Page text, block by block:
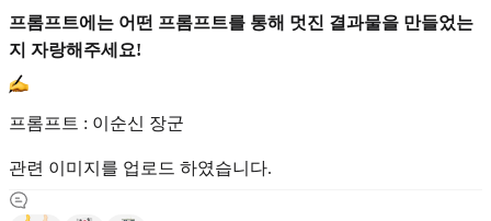
프롬프트에는 어떤 프롬프트를 통해 멋진 결과물을 만들었는
지 자랑해주세요!
프롬프트 : 이순신 장군
관련 이미지를 업로드 하였습니다.